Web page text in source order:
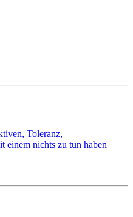
Toleranz,
einem nichts zu tun haben